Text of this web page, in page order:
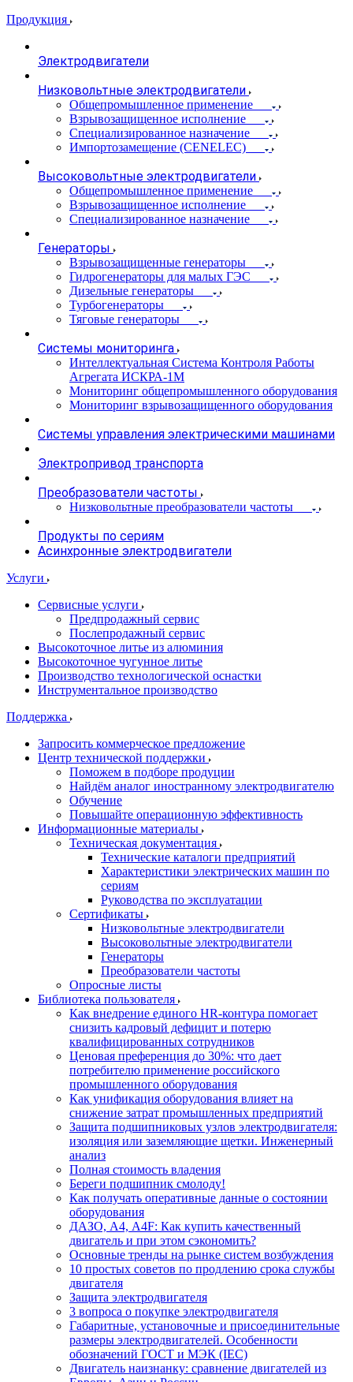
Продукция
Электродвигатели
Низковольтные электродвигатели
Общепромышленное применение
Взрывозащищенное исполнение
Специализированное назначение
Импортозамещение (CENELEC)
Высоковольтные электродвигатели
Общепромышленное применение
Взрывозащищенное исполнение
Специализированное назначение
Генераторы
Взрывозащищенные генераторы
Гидрогенераторы для малых ГЭС
Дизельные генераторы
Турбогенераторы
Тяговые генераторы
Системы мониторинга
Интеллектуальная Система Контроля Работы
Агрегата ИСКРА-1М
Мониторинг общепромышленного оборудования
Мониторинг взрывозащищенного оборудования
Системы управления электрическими машинами
Электропривод транспорта
Преобразователи частоты
Низковольтные преобразователи частоты
Продукты по сериям
Асинхронные электродвигатели
Услуги
Сервисные услуги
Предпродажный сервис
Послепродажный сервис
Высокоточное литье из алюминия
Высокоточное чугунное литье
Производство технологической оснастки
Инструментальное производство
Поддержка
Запросить коммерческое предложение
Центр технической поддержки
Поможем в подборе продуции
Найдём аналог иностранному электродвигателю
Обучение
Повышайте операционную эффективность
Информационные материалы
Техническая документация
Технические каталоги предприятий
Характеристики электрических машин по
сериям
Руководства по эксплуатации
Сертификаты
Низковольтные электродвигатели
Высоковольтные электродвигатели
Генераторы
Преобразователи частоты
Опросные листы
Библиотека пользователя
Как внедрение единого HR-контура помогает
снизить кадровый дефицит и потерю
квалифицированных сотрудников
Ценовая преференция до 30%: что дает
потребителю применение российского
промышленного оборудования
Как унификация оборудования влияет на
снижение затрат промышленных предприятий
Защита подшипниковых узлов электродвигателя:
изоляция или заземляющие щетки. Инженерный
анализ
Полная стоимость владения
Береги подшипник смолоду!
Как получать оперативные данные о состоянии
оборудования
ДАЗО, А4, А4F: Как купить качественный
двигатель и при этом сэкономить?
Основные тренды на рынке систем возбуждения
10 простых советов по продлению срока службы
двигателя
Защита электродвигателя
3 вопроса о покупке электродвигателя
Габаритные, установочные и присоединительные
размеры электродвигателей. Особенности
обозначений ГОСТ и МЭК (IEC)
Двигатель наизнанку: сравнение двигателей из